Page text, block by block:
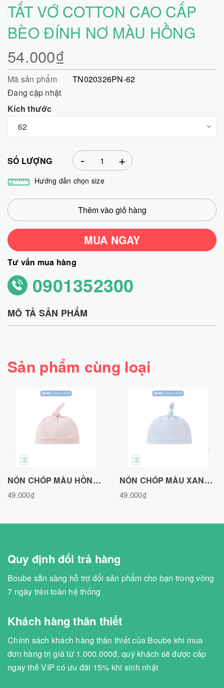
TẤT VỚ COTTON CAO CẤP
BÈO ĐÍNH NƠ MÀU HỒNG
54.000₫
Mã sản phẩm
TN020326PN-62
Đang cập nhật
Kích thước
SỐ LƯỢNG +
-
Hướng dẫn chọn size
Thêm vào giỏ hàng
MUA NGAY
Tư vấn mua hàng
0901352300
MÔ TẢ SẢN PHẨM
Sản phẩm cùng loại
NÓN CHÓP MÀU HỒNG, VẢI COTTON AIR N020726PN
49.000₫
NÓN CHÓP MÀU XANH BIỂN, VẢI COTTON AIR N020726BLUE
49.000₫
Quy định đổi trả hàng
Boube sẵn sàng hỗ trợ đổi sản phẩm cho bạn trong vòng
7 ngày trên toàn hệ thống
Khách hàng thân thiết
Chính sách khách hàng thân thiết của Boube khi mua
đơn hàng trị giá từ 1.000.000đ, quý khách sẽ được cấp
ngay thẻ VIP có ưu đãi 15% khi sinh nhật